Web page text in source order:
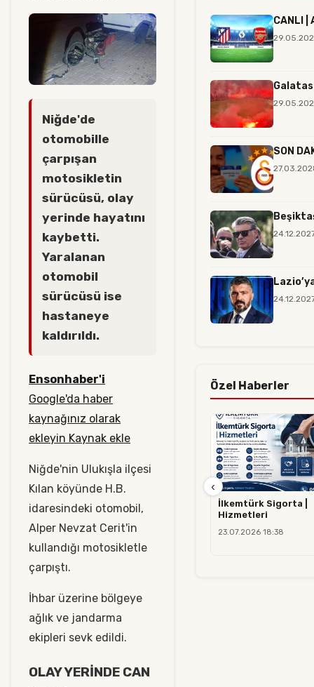
Niğde'de
otomobille
çarpışan
motosikletin
sürücüsü, olay
yerinde hayatını
kaybetti.
Yaralanan
otomobil
sürücüsü ise
hastaneye
kaldırıldı.
Ensonhaber'i
Google'da haber
kaynağınız olarak
ekleyin Kaynak ekle
Niğde'nin Ulukışla ilçesi
Kılan köyünde H.B.
idaresindeki otomobil,
Alper Nevzat Cerit'in
kullandığı motosikletle
çarpıştı.
İhbar üzerine bölgeye
ağlık ve jandarma
ekipleri sevk edildi.
OLAY YERİNDE CAN
CANLI |
SON
Özel Haberler
İlkemtürk Sigorta |
Hizmetleri
23.07.2026 18:38
‹